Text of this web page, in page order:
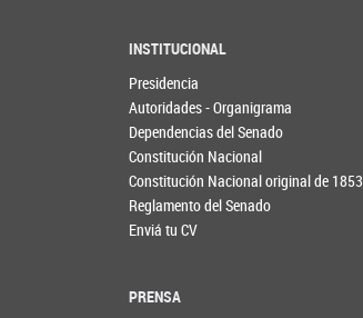
INSTITUCIONAL
Presidencia
Autoridades - Organigrama
Dependencias del Senado
Constitución Nacional
Constitución Nacional original de 1853
Reglamento del Senado
Enviá tu CV
PRENSA